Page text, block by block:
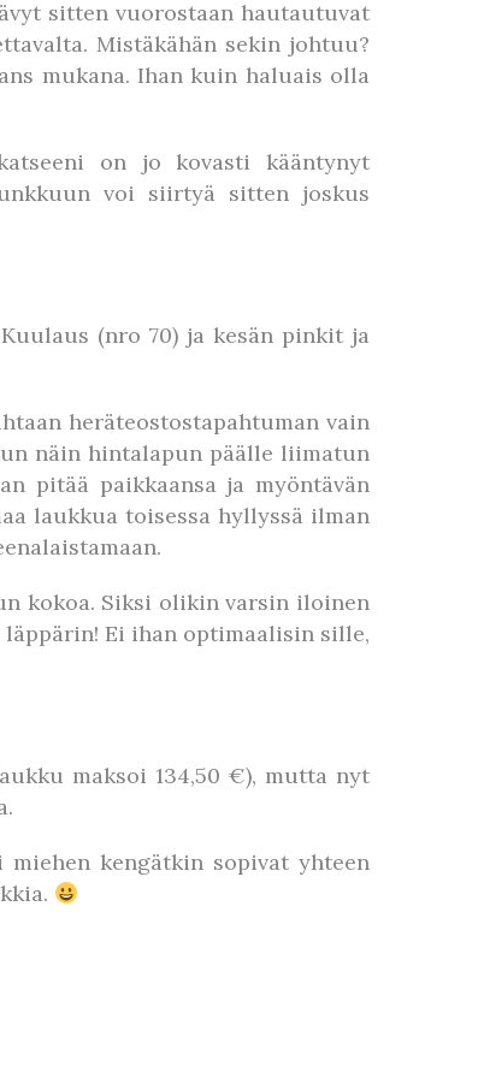
sitten vuorostaan hautautuvat
Mistäkähän sekin johtuu?
mukana. Ihan kuin haluais olla
on jo kovasti kääntynyt
voi siirtyä sitten joskus
(nro 70) ja kesän pinkit ja
heräteostostapahtuman vain
näin hintalapun päälle liimatun
pitää paikkaansa ja myöntävän
laukkua toisessa hyllyssä ilman
kokoa. Siksi olikin varsin iloinen
Ei ihan optimaalisin sille,
maksoi 134,50 €), mutta nyt
kengätkin sopivat yhteen